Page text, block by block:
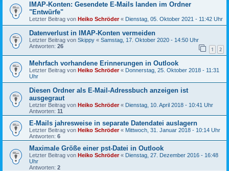
IMAP-Konten: Gesendete E-Mails landen im Ordner
"Entwürfe"
Letzter Beitrag von Heiko Schröder« Dienstag, 05. Oktober 2021 - 11:42 Uhr
Datenverlust in IMAP-Konten vermeiden
Letzter Beitrag von Skippy « Samstag, 17. Oktober 2020 - 14:50 Uhr
Antworten: 26 1 2
Mehrfach vorhandene Erinnerungen in Outlook
Letzter Beitrag von Heiko Schröder« Donnerstag, 25. Oktober 2018 - 11:31
Uhr
Diesen Ordner als E-Mail-Adressbuch anzeigen ist
ausgegraut
Letzter Beitrag von Heiko Schröder« Dienstag, 10. April 2018 - 10:41 Uhr
Antworten: 11
E-Mails jahresweise in separate Datendatei auslagern
Letzter Beitrag von Heiko Schröder« Mittwoch, 31. Januar 2018 - 10:14 Uhr
Antworten: 6
Maximale Größe einer pst-Datei in Outlook
Letzter Beitrag von Heiko Schröder« Dienstag, 27. Dezember 2016 - 16:48
Uhr
Antworten: 2